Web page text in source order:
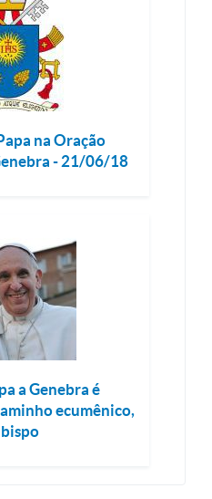
na Oração
- 21/06/18
a Genebra é
ecumênico,